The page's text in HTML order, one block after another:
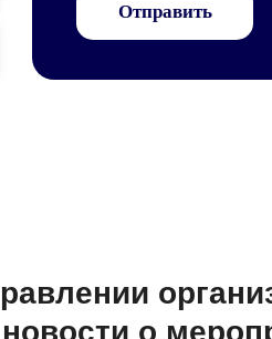
Отправить
о